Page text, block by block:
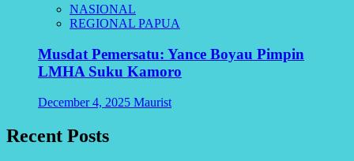
NASIONAL
REGIONAL PAPUA
Musdat Pemersatu: Yance Boyau Pimpin
LMHA Suku Kamoro
December 4, 2025 Maurist
Recent Posts